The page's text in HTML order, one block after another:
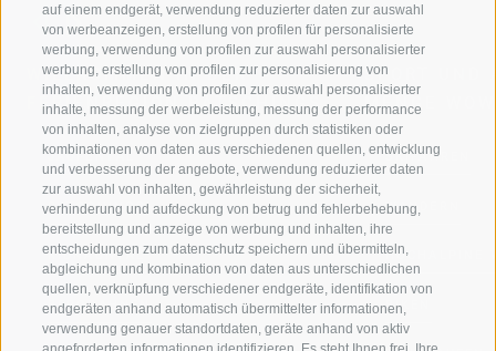
auf einem endgerät, verwendung reduzierter daten zur auswahl
von werbeanzeigen, erstellung von profilen für personalisierte
werbung, verwendung von profilen zur auswahl personalisierter
werbung, erstellung von profilen zur personalisierung von
inhalten, verwendung von profilen zur auswahl personalisierter
inhalte, messung der werbeleistung, messung der performance
von inhalten, analyse von zielgruppen durch statistiken oder
kombinationen von daten aus verschiedenen quellen, entwicklung
und verbesserung der angebote, verwendung reduzierter daten
zur auswahl von inhalten, gewährleistung der sicherheit,
verhinderung und aufdeckung von betrug und fehlerbehebung,
bereitstellung und anzeige von werbung und inhalten, ihre
entscheidungen zum datenschutz speichern und übermitteln,
abgleichung und kombination von daten aus unterschiedlichen
quellen, verknüpfung verschiedener endgeräte, identifikation von
endgeräten anhand automatisch übermittelter informationen,
verwendung genauer standortdaten, geräte anhand von aktiv
WILLKOMMEN IN DER
FERIENREGION RATSCHINGS
JAUFENTAL
RATSCHINGS
RIDNAUNTAL
BERGBAHNEN
SPORT UND
MENGE
SKIFAHREN
WANDERN
HOCHALPINE
BIKEN